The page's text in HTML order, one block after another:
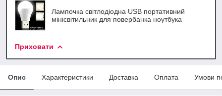
Лампочка світлодіодна USB портативний
мінісвітильник для повербанка ноутбука
Приховати
Опис Характеристики Доставка Оплата Умови